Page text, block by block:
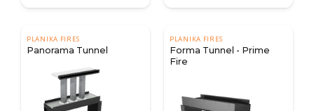
PLANIKA FIRES
Panorama Tunnel
PLANIKA FIRES
Forma Tunnel - Prime
Fire